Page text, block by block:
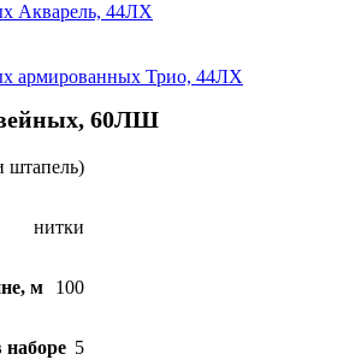
Акварель, 44ЛХ
армированных Трио, 44ЛХ
60ЛШ
штапель)
нитки
м 100
наборе 5